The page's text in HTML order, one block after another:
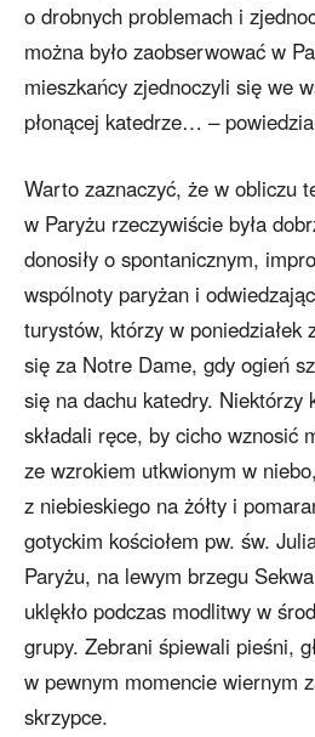
o drobnych problemach i
można było zaobserwować w
mieszkańcy zjednoczyli się we
płonącej katedrze… –
Warto zaznaczyć, że w obliczu
w Paryżu rzeczywiście była
donosiły o spontanicznym,
wspólnoty paryżan i
turystów, którzy w poniedziałek
się za Notre Dame, gdy ogień
się na dachu katedry. Niektórzy
składali ręce, by cicho wznosić
ze wzrokiem utkwionym w
z niebieskiego na żółty i
gotyckim kościołem pw. św.
Paryżu, na lewym brzegu
uklękło podczas modlitwy w
grupy. Zebrani śpiewali pieśni,
w pewnym momencie wiernym
skrzypce.